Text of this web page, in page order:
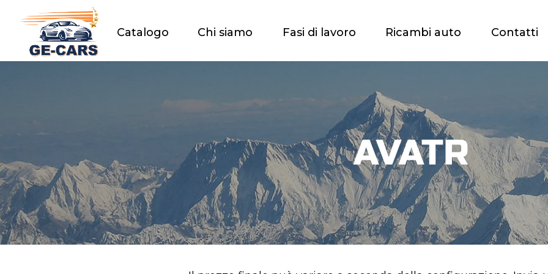
Catalogo Chi siamo Ricambi auto
Fasi di lavoro Contatti
AVATR